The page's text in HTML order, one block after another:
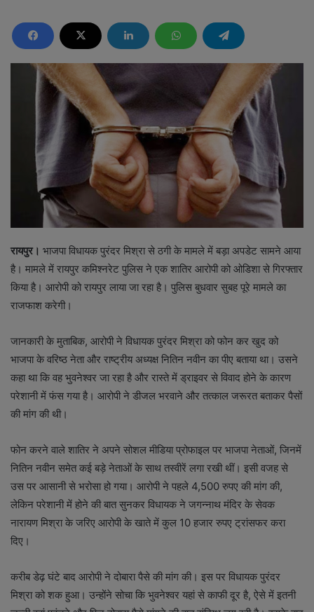
रायपुर। भाजपा विधायक पुरंदर मिश्रा से ठगी के मामले में बड़ा अपडेट सामने आया
है। मामले में रायपुर कमिश्नरेट पुलिस ने एक शातिर आरोपी को ओडिशा से गिरफ्तार
किया है। आरोपी को रायपुर लाया जा रहा है। पुलिस बुधवार सुबह पूरे मामले का
राजफाश करेगी।
जानकारी के मुताबिक, आरोपी ने विधायक पुरंदर मिश्रा को फोन कर खुद को
भाजपा के वरिष्ठ नेता और राष्ट्रीय अध्यक्ष नितिन नवीन का पीए बताया था। उसने
कहा था कि वह भुवनेश्वर जा रहा है और रास्ते में ड्राइवर से विवाद होने के कारण
परेशानी में फंस गया है। आरोपी ने डीजल भरवाने और तत्काल जरूरत बताकर पैसों
की मांग की थी।
फोन करने वाले शातिर ने अपने सोशल मीडिया प्रोफाइल पर भाजपा नेताओं, जिनमें
नितिन नवीन समेत कई बड़े नेताओं के साथ तस्वीरें लगा रखी थीं। इसी वजह से
उस पर आसानी से भरोसा हो गया। आरोपी ने पहले 4,500 रुपए की मांग की,
लेकिन परेशानी में होने की बात सुनकर विधायक ने जगन्नाथ मंदिर के सेवक
नारायण मिश्रा के जरिए आरोपी के खाते में कुल 10 हजार रुपए ट्रांसफर करा
दिए।
करीब डेढ़ घंटे बाद आरोपी ने दोबारा पैसे की मांग की। इस पर विधायक पुरंदर
मिश्रा को शक हुआ। उन्होंने सोचा कि भुवनेश्वर यहां से काफी दूर है, ऐसे में इतनी